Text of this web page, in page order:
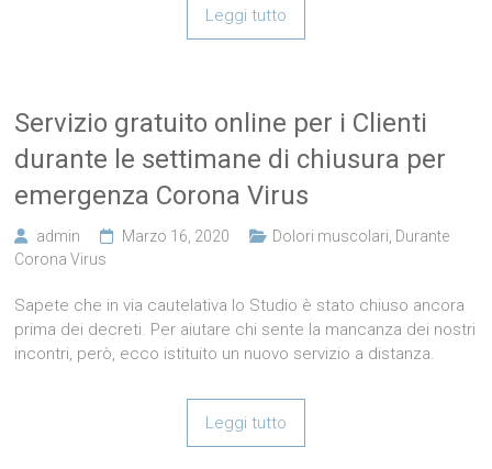
Leggi tutto
Servizio gratuito online per i Clienti
durante le settimane di chiusura per
emergenza Corona Virus
admin Marzo 16, 2020 Dolori muscolari Durante
Corona Virus
Sapete che in via cautelativa lo Studio è stato chiuso ancora
prima dei decreti. Per aiutare chi sente la mancanza dei nostri
incontri, però, ecco istituito un nuovo servizio a distanza.
Leggi tutto